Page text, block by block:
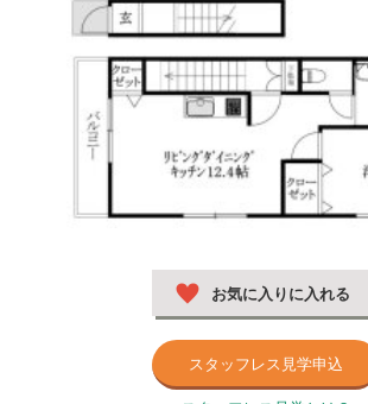
お気に入りに入れる
スタッフレス見学申込